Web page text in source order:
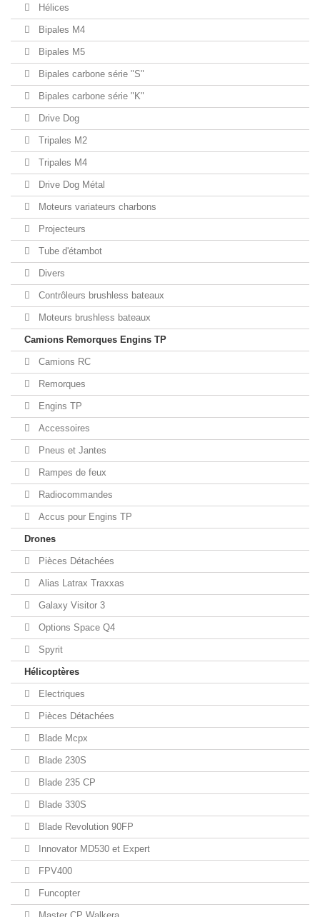
Hélices
Bipales M4
Bipales M5
Bipales carbone série "S"
Bipales carbone série "K"
Drive Dog
Tripales M2
Tripales M4
Drive Dog Métal
Moteurs variateurs charbons
Projecteurs
Tube d'étambot
Divers
Contrôleurs brushless bateaux
Moteurs brushless bateaux
Camions Remorques Engins TP
Camions RC
Remorques
Engins TP
Accessoires
Pneus et Jantes
Rampes de feux
Radiocommandes
Accus pour Engins TP
Drones
Pièces Détachées
Alias Latrax Traxxas
Galaxy Visitor 3
Options Space Q4
Spyrit
Hélicoptères
Electriques
Pièces Détachées
Blade Mcpx
Blade 230S
Blade 235 CP
Blade 330S
Blade Revolution 90FP
Innovator MD530 et Expert
FPV400
Funcopter